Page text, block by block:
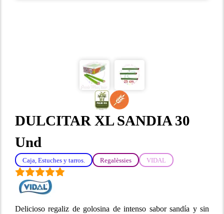
DULCITAR XL SANDIA 30
Und
Caja, Estuches y tarros. Regalèssies VIDAL
Delicioso regaliz de golosina de intenso sabor sandía y sin